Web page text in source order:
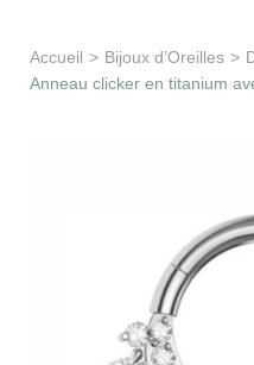
Accueil > Bijoux d’Oreilles >
Anneau clicker en titanium